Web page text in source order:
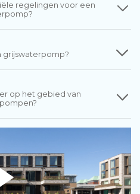
regelingen voor een
grijswaterpomp?
op het gebied van